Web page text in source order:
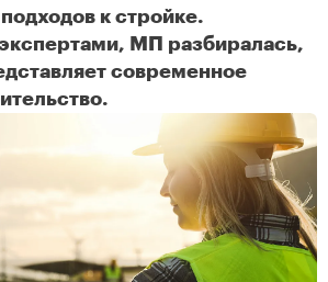
к стройке.
МП разбиралась,
современное